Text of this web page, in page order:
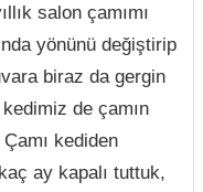
salon çamımı
yönünü değiştirip
biraz da gergin
de çamın
kediden
ay kapalı tuttuk,